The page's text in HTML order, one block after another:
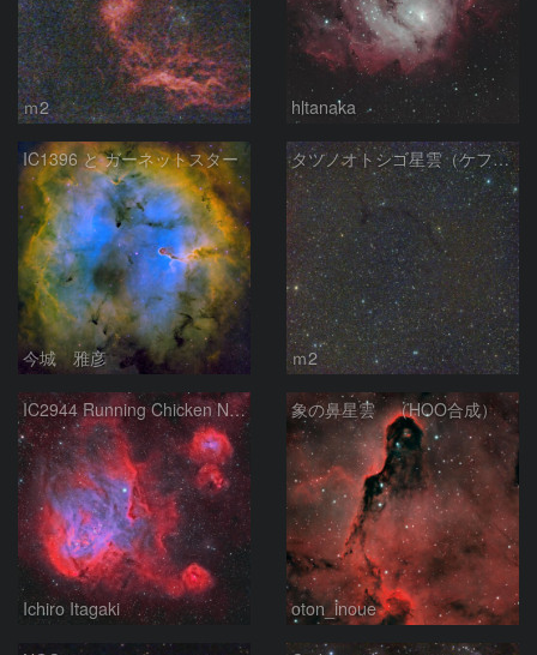
ｍ2 hltanaka
IC1396 と ガーネットスター
今城 雅彦
タツノオトシゴ星雲（ケフェウス座）
ｍ2
IC2944 Running Chicken Nebula
Ichiro Itagaki
象の鼻星雲 （HOO合成）
oton_inoue